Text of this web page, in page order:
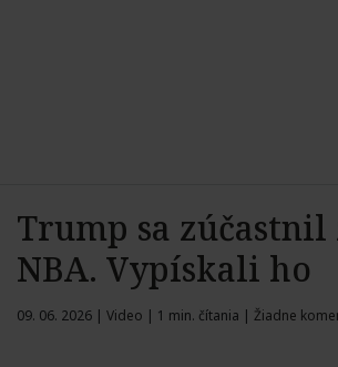
Trump sa zúčastnil
NBA. Vypískali ho
09. 06. 2026 | Video | 1 min. čítania | Žiadne